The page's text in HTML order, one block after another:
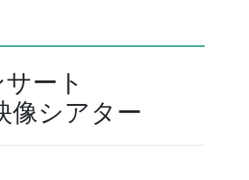
ート
像シアター